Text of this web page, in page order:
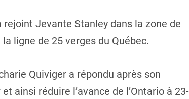
rejoint Jevante Stanley dans la zone de
ligne de 25 verges du Québec.
Quiviger a répondu après son
ainsi réduire l’avance de l’Ontario à 23-